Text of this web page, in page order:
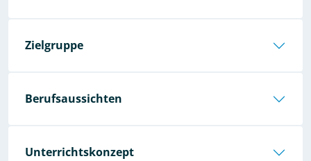
Zielgruppe
Berufsaussichten
Unterrichtskonzept